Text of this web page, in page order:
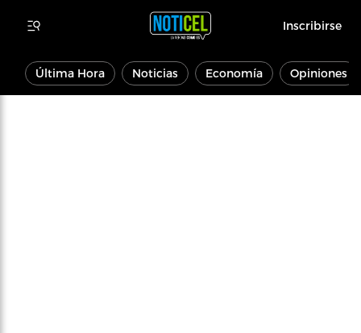
Inscribirse
Última Hora Noticias Economía Opiniones